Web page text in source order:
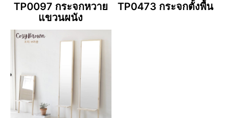
TP0097 กระจกหวาย
แขวนผนัง
TP0473 กระจกตั้งพื้น